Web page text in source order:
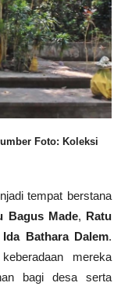
Foto: Koleksi
tempat berstana
Bagus Made, Ratu
Ida Bathara Dalem.
mereka
bagi desa serta